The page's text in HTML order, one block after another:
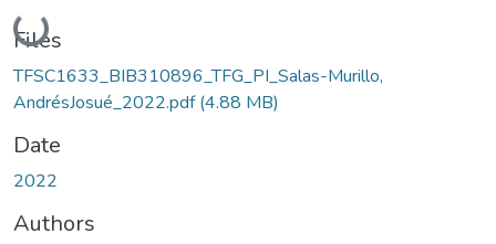
Loading...
Files
TFSC1633_BIB310896_TFG_PI_Salas-Murillo,
AndrésJosué_2022.pdf(4.88 MB)
Date
2022
Authors